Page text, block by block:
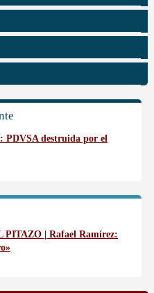
PDVSA destruida por el
PITAZO | Rafael Ramírez: